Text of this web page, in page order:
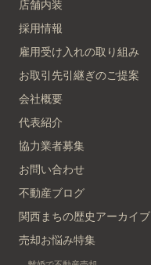
店舗内装
採用情報
雇用受け入れの取り組み
お取引先引継ぎのご提案
会社概要
代表紹介
協力業者募集
お問い合わせ
不動産ブログ
関西まちの歴史アーカイブ
売却お悩み特集